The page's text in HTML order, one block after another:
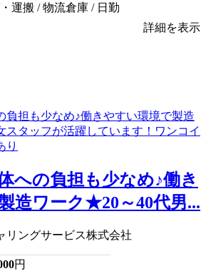
運搬 / 物流倉庫 / 日勤
詳細を表示
への負担も少なめ♪働き
造ワーク★20～40代男...
リングサービス株式会社
円